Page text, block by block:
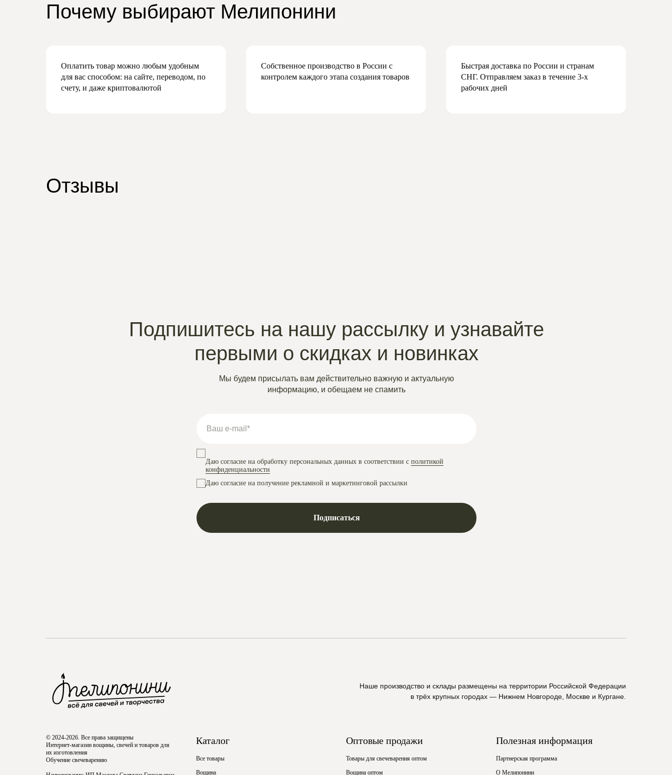
Почему выбирают Мелипонини
Оплатить товар можно любым удобным
для вас способом: на сайте, переводом, по
счету, и даже криптовалютой
Собственное производство в России с
контролем каждого этапа создания товаров
Быстрая доставка по России и странам
СНГ. Отправляем заказ в течение 3-х
рабочих дней
Отзывы
Мы будем присылать вам действительно важную и актуальную
информацию, и обещаем не спамить
Подпишитесь на нашу рассылку и узнавайте
первыми о скидках и новинках
Даю согласие на обработку персональных данных в соответствии с политикой
конфиденциальности
Даю согласие на получение рекламной и маркетинговой рассылки
Подписаться
Наше производство и склады размещены на территории Российской Федерации
в трёх крупных городах — Нижнем Новгороде, Москве и Кургане.
© 2024-2026. Все права защищены
Интернет-магазин вощины, свечей и товаров для
их изготовления
Обучение свечеварению
Каталог
Все товары
Вощина
Оптовые продажи
Товары для свечеварения оптом
Вощина оптом
Полезная информация
Партнерская программа
О Мелипонини